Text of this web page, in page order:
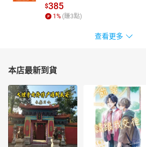
$385
1 % (賺3點)
查看更多
本店最新到貨